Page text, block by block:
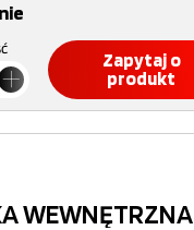
Zapytaj o
produkt
WEWNĘTRZNA